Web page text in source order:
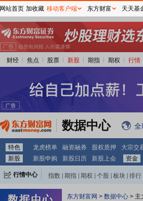
财经 焦点 股票 新股 期指 期权 行情
数据中心 全
特色 龙虎榜单 融资融券 股权质押 大宗交
新股
新股申购 新股日历 新股上会 资金
行情中心 指数 期指 期权 个股 板块 排行
东方财富网 > 数据中心 > 主
网站首页 加收藏 移动客户端 东方财富 天天基